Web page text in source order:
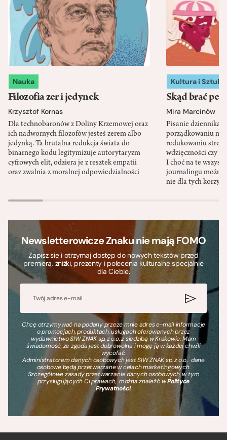
Nauka
Filozofia zer i jedynek
Krzysztof Kornas
Dla technobaronów z Doliny Krzemowej oraz
ich nadwornych filozofów jesteś zerem albo
jedynką. Ta brutalna redukcja świata do
binarnego kodu legitymizuje autorytaryzm
cyfrowych elit, odziera je z resztek empatii
oraz zwalnia z moralnej odpowiedzialności
Kultura i Sztuka
Skąd brać
Mira Marcinów
Pisanie dziennika
porządkowaniu
redukowaniu
wdzięczności czy
I choć na te
journalingu można
nie dla tych
Newsletterowicze Znaku nie mają FOMO
Zapisz się i otrzymaj dostęp do nowych tekstów przed
premierą, zniżki, prezenty i polecenia kulturalne specjalnie
dla Ciebie.
Chcę otrzymywać na podany przeze mnie adres e-mail informacje
o promocjach, produktach, usługach oferowanych przez
wydawnictwo SIW ZNAK sp. z o.o. z siedzibą w Krakowie. Mam
świadomość, że zgoda jest dobrowolna i mogę ją w każdej chwili
wycofać.
Administratorem danych osobowych jest SIW ZNAK sp. z o.o., dane
osobowe będą przetwarzane w celach marketingowych.
Szczegółowe zasady przetwarzania danych osobowych, w tym
przysługujących Ci prawach, można znaleźć wPolityce
Prywatności.